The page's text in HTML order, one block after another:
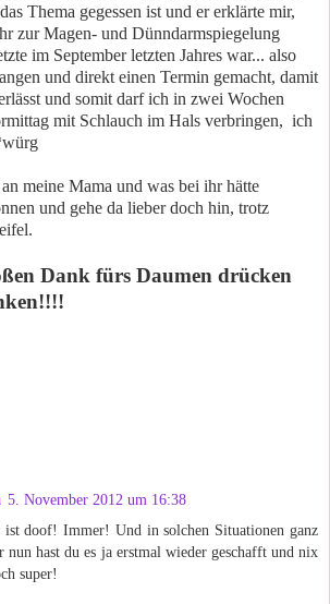
Thema gegessen ist und er erklärte mir,
zur Magen- und Dünndarmspiegelung
im September letzten Jahres war... also
und direkt einen Termin gemacht, damit
und somit darf ich in zwei Wochen
mit Schlauch im Hals verbringen, ich
meine Mama und was bei ihr hätte
und gehe da lieber doch hin, trotz
Dank fürs Daumen drücken
5. November 2012 um 16:38
ist doof! Immer! Und in solchen Situationen ganz
nun hast du es ja erstmal wieder geschafft und nix
super!